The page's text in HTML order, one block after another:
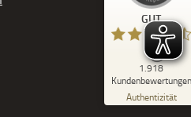
GUT
1.918
Kundenbewertungen
Authentizität
Kundenbewertungen und Erfahrungen zu
DeLSt - Deutsches eLearning Studieninstitut
92
%
Empfehlungen auf
ProvenExpert.com